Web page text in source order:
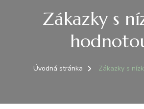
Zákazky s
Úvodná stránka Zákazky s